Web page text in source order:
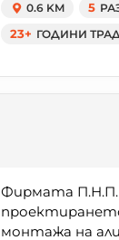
0.6 KM 5
23+ ГОДИНИ
Фирмата П.Н.П.
монтажа на